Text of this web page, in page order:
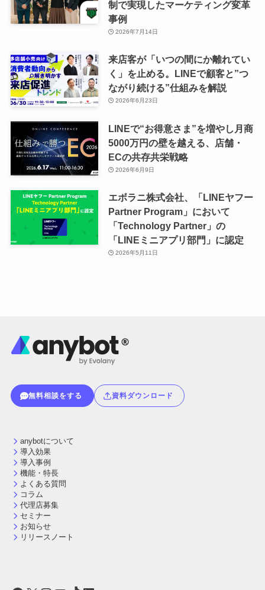
制で実現したマーケティング変革
事例
2026年7月14日
来店客が「いつの間にか離れてい
く」を止める。LINEで顧客と”つ
ながり続ける”仕組みを解説
2026年6月23日
LINEで“お得意さま”を増やし月商
5000万円の壁を越える、店舗・
ECの共存共栄戦略
2026年6月9日
エボラニ株式会社、「LINEヤフー
Partner Program」において
「Technology Partner」の
「LINEミニアプリ部門」に認定
2026年5月11日
無料相談をする 資料ダウンロード
anybotについて
導入効果
導入事例
機能・特長
よくある質問
コラム
代理店募集
セミナー
お知らせ
リリースノート